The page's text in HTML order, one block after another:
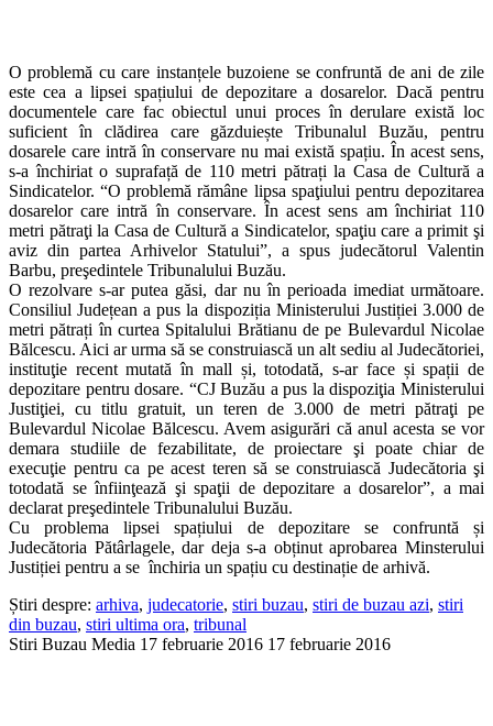
O problemă cu care instanțele buzoiene se confruntă de ani de zile
este cea a lipsei spațiului de depozitare a dosarelor. Dacă pentru
documentele care fac obiectul unui proces în derulare există loc
suficient în clădirea care găzduiește Tribunalul Buzău, pentru
dosarele care intră în conservare nu mai există spațiu. În acest sens,
s-a închiriat o suprafață de 110 metri pătrați la Casa de Cultură a
Sindicatelor. “O problemă rămâne lipsa spaţiului pentru depozitarea
dosarelor care intră în conservare. În acest sens am închiriat 110
metri pătraţi la Casa de Cultură a Sindicatelor, spaţiu care a primit şi
aviz din partea Arhivelor Statului”, a spus judecătorul Valentin
Barbu, preşedintele Tribunalului Buzău.
O rezolvare s-ar putea găsi, dar nu în perioada imediat următoare.
Consiliul Județean a pus la dispoziția Ministerului Justiției 3.000 de
metri pătrați în curtea Spitalului Brătianu de pe Bulevardul Nicolae
Bălcescu. Aici ar urma să se construiască un alt sediu al Judecătoriei,
instituţie recent mutată în mall și, totodată, s-ar face și spații de
depozitare pentru dosare. “CJ Buzău a pus la dispoziţia Ministerului
Justiţiei, cu titlu gratuit, un teren de 3.000 de metri pătraţi pe
Bulevardul Nicolae Bălcescu. Avem asigurări că anul acesta se vor
demara studiile de fezabilitate, de proiectare şi poate chiar de
execuţie pentru ca pe acest teren să se construiască Judecătoria şi
totodată se înfiinţează şi spaţii de depozitare a dosarelor”, a mai
declarat preşedintele Tribunalului Buzău.
Cu problema lipsei spațiului de depozitare se confruntă și
Judecătoria Pătârlagele, dar deja s-a obținut aprobarea Minsterului
Justiției pentru a se închiria un spațiu cu destinație de arhivă.
Știri despre: arhiva, judecatorie, stiri buzau, stiri de buzau azi, stiri
din buzau, stiri ultima ora, tribunal
Stiri Buzau Media 17 februarie 2016 17 februarie 2016